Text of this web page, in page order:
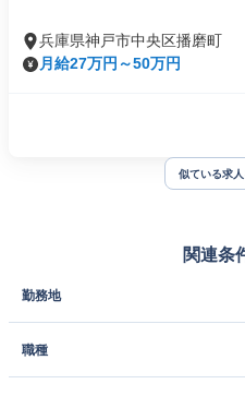
兵庫県神戸市中央区播磨町
月給27万円～50万円
似ている求
関連条
勤務地
職種